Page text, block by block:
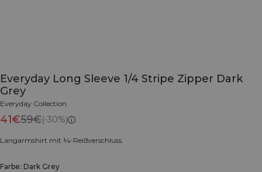
Everyday Long Sleeve 1/4 Stripe Zipper Dark
Grey
Everyday Collection
41€59€(-30%)
Langarmshirt mit ¼-Reißverschluss.
Farbe: Dark Grey